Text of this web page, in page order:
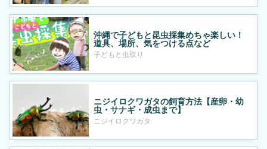
沖縄で子どもと昆虫採集めちゃ楽しい！
道具、場所、気をつける点など
子どもと虫取り
ニジイロクワガタの飼育方法【産卵・幼
虫・サナギ・成虫まで】
ニジイロクワガタ